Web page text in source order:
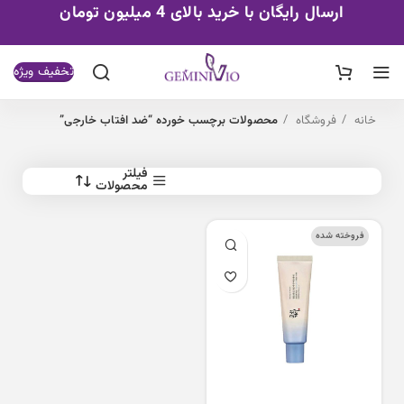
ارسال رایگان با خرید بالای 4 میلیون تومان
تخفیف ویژه
خانه فروشگاه محصولات برچسب خورده “ضد افتاب خارجی”
فیلتر
محصولات
فروخته شده